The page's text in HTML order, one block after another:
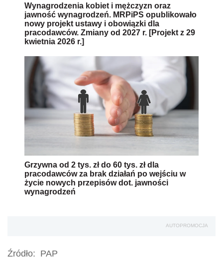
Wynagrodzenia kobiet i mężczyzn oraz
jawność wynagrodzeń. MRPiPS opublikowało
nowy projekt ustawy i obowiązki dla
pracodawców. Zmiany od 2027 r. [Projekt z 29
kwietnia 2026 r.]
Grzywna od 2 tys. zł do 60 tys. zł dla
pracodawców za brak działań po wejściu w
życie nowych przepisów dot. jawności
wynagrodzeń
AUTOPROMOCJA
Źródło: PAP